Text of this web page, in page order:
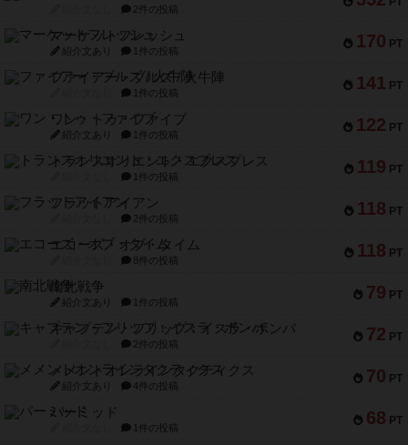
2件の投稿
170 PT
マーケットフレッシュ
紹介文あり 1件の投稿
141 PT
ファイアー・ブルズ / 火牛陣
1件の投稿
122 PT
ワン・トゥ・ファイブ
紹介文あり 1件の投稿
119 PT
トランスオリエント・エクスプレス
1件の投稿
118 PT
フラットアイアン
2件の投稿
118 PT
エコーズ・オブ・タイム
8件の投稿
79 PT
南北戦争
紹介文あり 1件の投稿
72 PT
キャプテン・フリップ：イスラ・ボンバ
2件の投稿
70 PT
メメントオンラインタクティクス
紹介文あり 4件の投稿
68 PT
パーミッド
1件の投稿